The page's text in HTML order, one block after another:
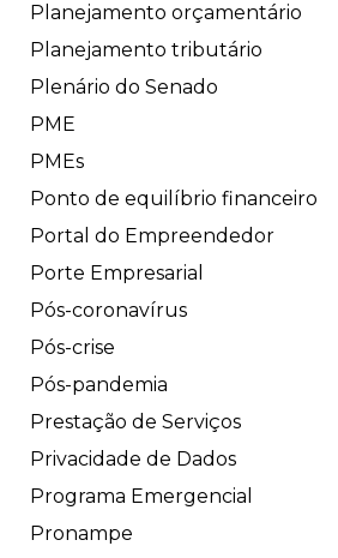
Planejamento orçamentário
Planejamento tributário
Plenário do Senado
PME
PMEs
Ponto de equilíbrio financeiro
Portal do Empreendedor
Porte Empresarial
Pós-coronavírus
Pós-crise
Pós-pandemia
Prestação de Serviços
Privacidade de Dados
Programa Emergencial
Pronampe